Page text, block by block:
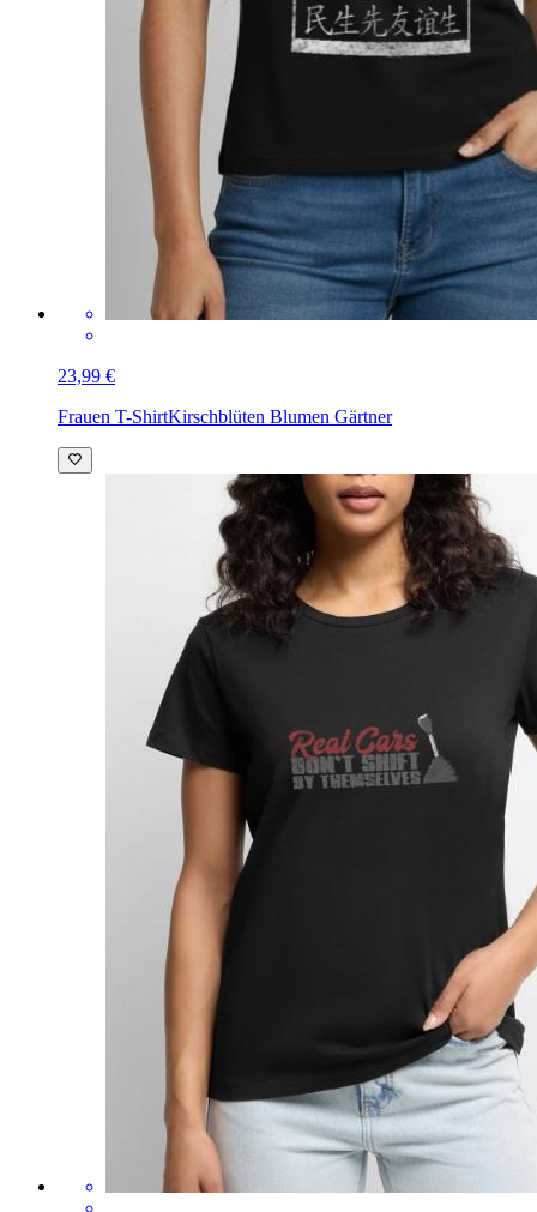
23,99 €
Frauen T-ShirtKirschblüten Blumen Gärtner